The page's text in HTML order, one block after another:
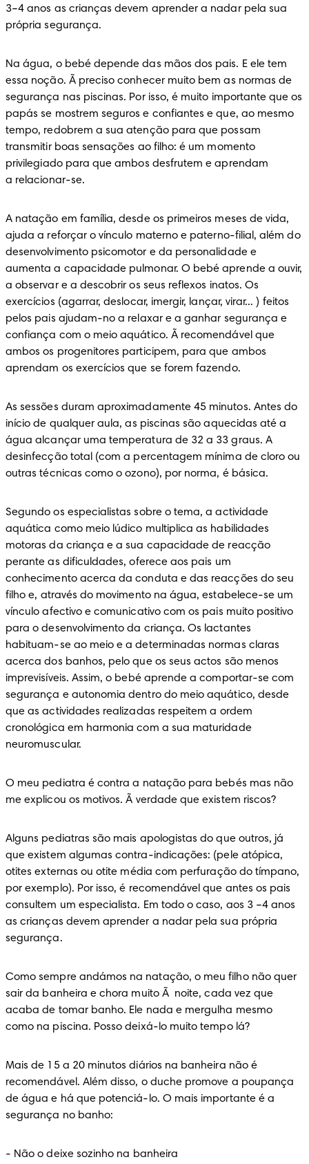
3–4 anos as crianças devem aprender a nadar pela sua
própria segurança.
Na água, o bebé depende das mãos dos pais. E ele tem
essa noção. Ã preciso conhecer muito bem as normas de
segurança nas piscinas. Por isso, é muito importante que os
papás se mostrem seguros e confiantes e que, ao mesmo
tempo, redobrem a sua atenção para que possam
transmitir boas sensações ao filho: é um momento
privilegiado para que ambos desfrutem e aprendam
a relacionar-se.
A natação em família, desde os primeiros meses de vida,
ajuda a reforçar o vínculo materno e paterno-filial, além do
desenvolvimento psicomotor e da personalidade e
aumenta a capacidade pulmonar. O bebé aprende a ouvir,
a observar e a descobrir os seus reflexos inatos. Os
exercícios (agarrar, deslocar, imergir, lançar, virar... ) feitos
pelos pais ajudam-no a relaxar e a ganhar segurança e
confiança com o meio aquático. Ã recomendável que
ambos os progenitores participem, para que ambos
aprendam os exercícios que se forem fazendo.
As sessões duram aproximadamente 45 minutos. Antes do
início de qualquer aula, as piscinas são aquecidas até a
água alcançar uma temperatura de 32 a 33 graus. A
desinfecção total (com a percentagem mínima de cloro ou
outras técnicas como o ozono), por norma, é básica.
Segundo os especialistas sobre o tema, a actividade
aquática como meio lúdico multiplica as habilidades
motoras da criança e a sua capacidade de reacção
perante as dificuldades, oferece aos pais um
conhecimento acerca da conduta e das reacções do seu
filho e, através do movimento na água, estabelece-se um
vínculo afectivo e comunicativo com os pais muito positivo
para o desenvolvimento da criança. Os lactantes
habituam-se ao meio e a determinadas normas claras
acerca dos banhos, pelo que os seus actos são menos
imprevisíveis. Assim, o bebé aprende a comportar-se com
segurança e autonomia dentro do meio aquático, desde
que as actividades realizadas respeitem a ordem
cronológica em harmonia com a sua maturidade
neuromuscular.
O meu pediatra é contra a natação para bebés mas não
me explicou os motivos. Ã verdade que existem riscos?
Alguns pediatras são mais apologistas do que outros, já
que existem algumas contra-indicações: (pele atópica,
otites externas ou otite média com perfuração do tímpano,
por exemplo). Por isso, é recomendável que antes os pais
consultem um especialista. Em todo o caso, aos 3 –4 anos
as crianças devem aprender a nadar pela sua própria
segurança.
Como sempre andámos na natação, o meu filho não quer
sair da banheira e chora muito Ã  noite, cada vez que
acaba de tomar banho. Ele nada e mergulha mesmo
como na piscina. Posso deixá-lo muito tempo lá?
Mais de 15 a 20 minutos diários na banheira não é
recomendável. Além disso, o duche promove a poupança
de água e há que potenciá-lo. O mais importante é a
segurança no banho:
- Não o deixe sozinho na banheira